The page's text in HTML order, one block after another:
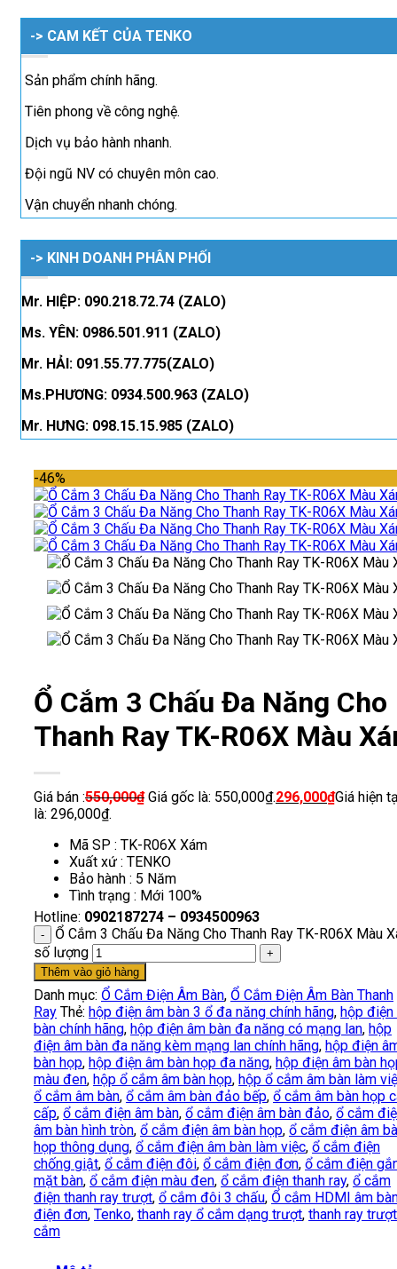
-> CAM KẾT CỦA TENKO
Sản phẩm chính hãng.
Tiên phong về công nghệ.
Dịch vụ bảo hành nhanh.
Đội ngũ NV có chuyên môn cao.
Vận chuyển nhanh chóng.
-> KINH DOANH PHÂN PHỐI
Mr. HIỆP: 090.218.72.74 (ZALO)
Ms. YÊN: 0986.501.911 (ZALO)
Mr. HẢI: 091.55.77.775(ZALO)
Ms.PHƯƠNG: 0934.500.963 (ZALO)
Mr. HƯNG: 098.15.15.985 (ZALO)
-46%
Ổ Cắm 3 Chấu Đa Năng Cho
Thanh Ray TK-R06X Màu
Giá bán :550,000₫ Giá gốc là: 550,000₫.296,000₫Giá hiện
là: 296,000₫.
Mã SP : TK-R06X Xám
Xuất xứ : TENKO
Bảo hành : 5 Năm
Tình trạng : Mới 100%
Hotline: 0902187274 – 0934500963
Ổ Cắm 3 Chấu Đa Năng Cho Thanh Ray TK-R06X Màu
số lượng
Thêm vào giỏ hàng
Danh mục: Ổ Cắm Điện Âm Bàn, Ổ Cắm Điện Âm Bàn Thanh
Ray Thẻ: hộp điện âm bàn 3 ổ đa năng chính hãng, hộp điện
bàn chính hãng, hộp điện âm bàn đa năng có mạng lan, hộp
điện âm bàn đa năng kèm mạng lan chính hãng, hộp điện
bàn họp, hộp điện âm bàn họp đa năng, hộp điện âm bàn
màu đen, hộp ổ cắm âm bàn họp, hộp ổ cắm âm bàn làm
ổ cắm âm bàn, ổ cắm âm bàn đảo bếp, ổ cắm âm bàn họp
cấp, ổ cắm điện âm bàn, ổ cắm điện âm bàn đảo, ổ cắm
âm bàn hình tròn, ổ cắm điện âm bàn họp, ổ cắm điện âm
họp thông dụng, ổ cắm điện âm bàn làm việc, ổ cắm điện
chống giật, ổ cắm điện đôi, ổ cắm điện đơn, ổ cắm điện
mặt bàn, ổ cắm điện màu đen, ổ cắm điện thanh ray, ổ cắm
điện thanh ray trượt, ổ cắm đôi 3 chấu, Ổ cắm HDMI âm
điện đơn, Tenko, thanh ray ổ cắm dạng trượt, thanh ray
cắm